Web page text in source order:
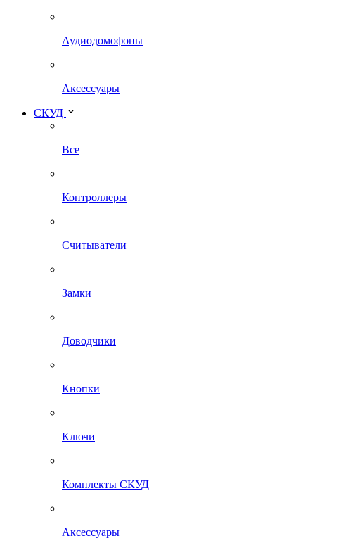
Аудиодомофоны
Аксессуары
СКУД
Все
Контроллеры
Считыватели
Замки
Доводчики
Кнопки
Ключи
Комплекты СКУД
Аксессуары